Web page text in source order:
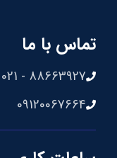
تماس با ما
88663927 - 021
09120067664